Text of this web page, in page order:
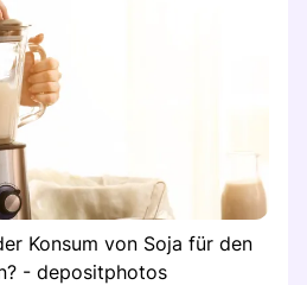
Konsum von Soja für den
- depositphotos